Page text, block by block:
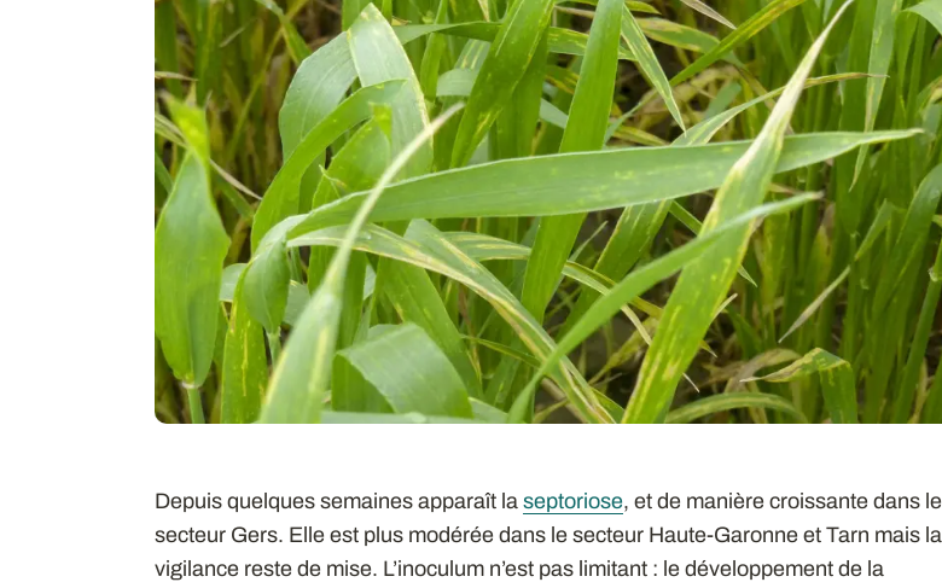
Depuis quelques semaines apparaît la septoriose, et de manière croissante dans le
secteur Gers. Elle est plus modérée dans le secteur Haute-Garonne et Tarn mais la
vigilance reste de mise. L’inoculum n’est pas limitant : le développement de la